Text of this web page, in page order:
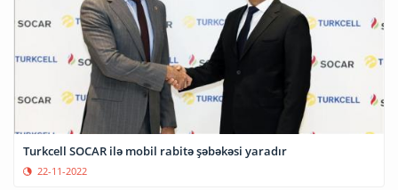
Turkcell SOCAR ilə mobil rabitə şəbəkəsi yaradır
22-11-2022